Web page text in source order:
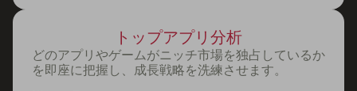
トップアプリ分析
どのアプリやゲームがニッチ市場を独占しているか
を即座に把握し、成長戦略を洗練させます。